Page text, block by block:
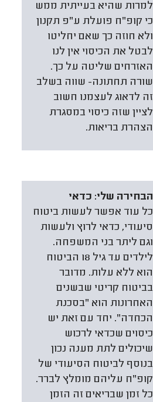
למרות שהיא בעייתית ממש
כי קופ"ח פועלת ע"פ תקנון
ולא חוזה כך שאם יחליטו
לבטל את הכיסוי אין לנו
האזרחים שליטה על כך.
שורה תחתונה- שווה בשלב
זה לדאוג לעצמנו חשוב
לציין שזה כיסוי במסגרת
הצהרת בריאות.
הבחירה שלי: כדאי
כל עוד אפשר לעשות ביטוח
סיעודי, כדאי לרוץ ולעשות
וגם ליתר בני המשפחה.
לילדים עד גיל 18 הביטוח
הוא ללא עלות. מדובר
בביטוח קריטי שבשנים
האחרונות הוא "בסכנת
הכחדה". יחד עם זאת יש
כיסוים שכדאי לרכוש
שיכולים לתת מענה נכון
בנוסף לביטוח הסיעודי של
קופ"ח עליהם מומלץ לברר.
כל זמן שבריאים זה הזמן